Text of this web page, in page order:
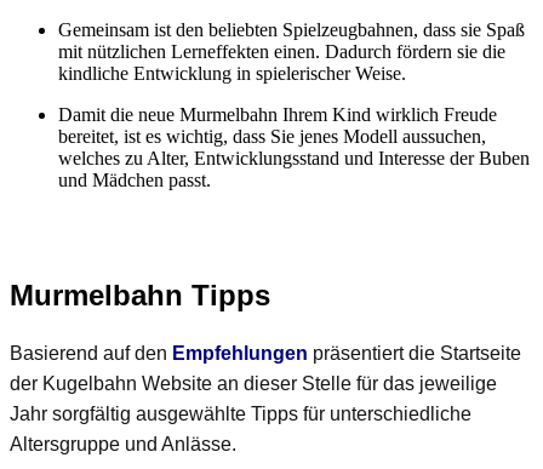
Gemeinsam ist den beliebten Spielzeugbahnen, dass sie Spaß
mit nützlichen Lerneffekten einen. Dadurch fördern sie die
kindliche Entwicklung in spielerischer Weise.
Damit die neue Murmelbahn Ihrem Kind wirklich Freude
bereitet, ist es wichtig, dass Sie jenes Modell aussuchen,
welches zu Alter, Entwicklungsstand und Interesse der Buben
und Mädchen passt.
Murmelbahn Tipps
Basierend auf den Empfehlungen präsentiert die Startseite
der Kugelbahn Website an dieser Stelle für das jeweilige
Jahr sorgfältig ausgewählte Tipps für unterschiedliche
Altersgruppe und Anlässe.